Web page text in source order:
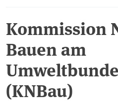
Kommission
Bauen am
(KNBau)